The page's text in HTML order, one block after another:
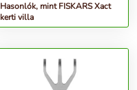
Hasonlók, mint FISKARS Xact
kerti villa